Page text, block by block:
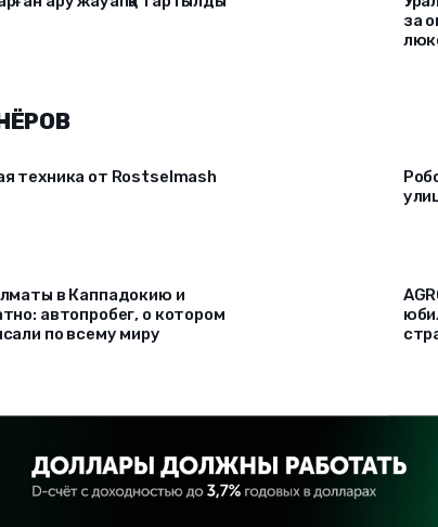
за
техника от Rostselmash
в Каппадокию и
автопробег, о котором
по всему миру